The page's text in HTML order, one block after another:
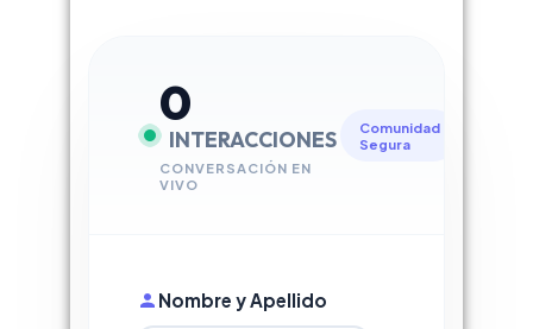
0
INTERACCIONES
CONVERSACIÓN EN
VIVO
Comunidad
Segura
Nombre y Apellido